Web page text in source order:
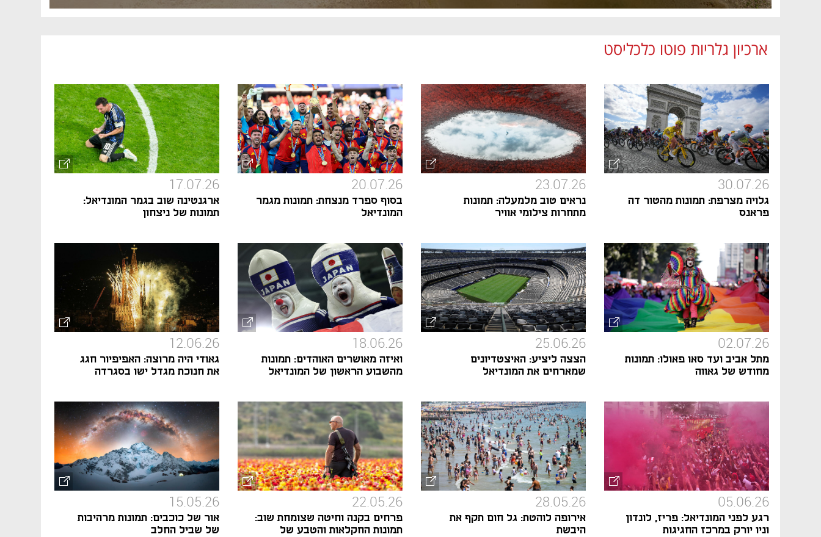
ארכיון גלריות פוטו כלכליסט
30.07.26
גלויה מצרפת: תמונות מהטור דה
פראנס
23.07.26
נראים טוב מלמעלה: תמונות
מתחרות צילומי אוויר
20.07.26
בסוף ספרד מנצחת: תמונות מגמר
המונדיאל
17.07.26
ארגנטינה שוב בגמר המונדיאל:
תמונות של ניצחון
02.07.26
מתל אביב ועד סאו פאולו: תמונות
מחודש של גאווה
25.06.26
הצצה ליציע: האיצטדיונים
שמארחים את המונדיאל
18.06.26
ואיזה מאושרים האוהדים: תמונות
מהשבוע הראשון של המונדיאל
12.06.26
גאודי היה מרוצה: האפיפיור חגג
את חנוכת מגדל ישו בסגרדה
05.06.26
רגע לפני המונדיאל: פריז, לונדון
וניו יורק במרכז החגיגות
28.05.26
אירופה לוהטת: גל חום תקף את
היבשת
22.05.26
פרחים בקנה וחיטה שצומחת שוב:
תמונות החקלאות והטבע של
15.05.26
אור של כוכבים: תמונות מרהיבות
של שביל החלב